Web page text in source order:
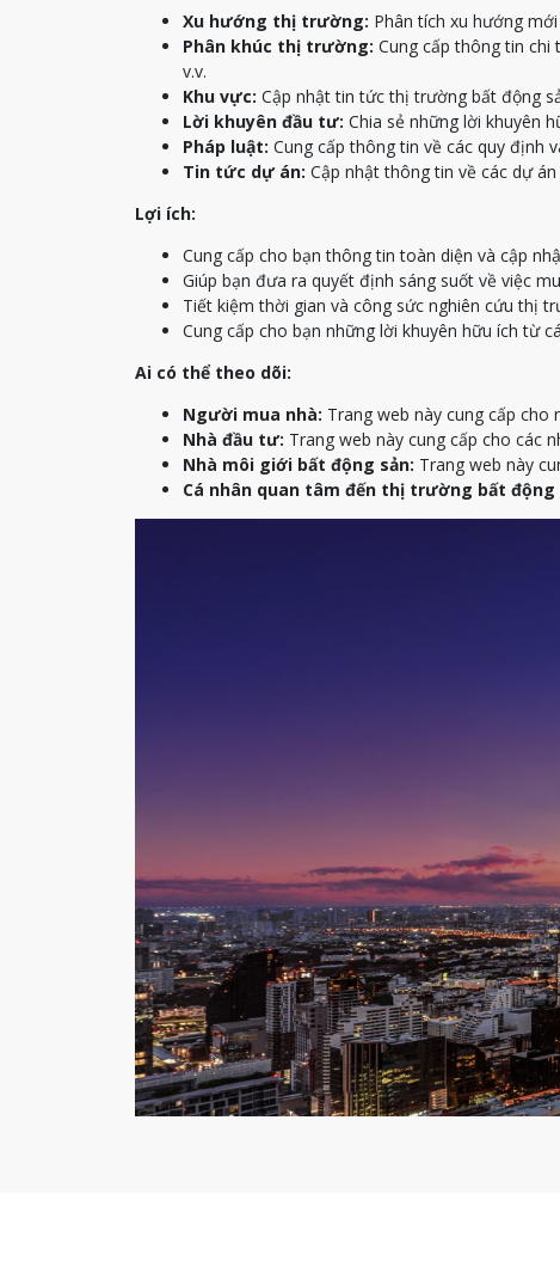
Xu hướng thị trường: Phân tích xu hướng
Phân khúc thị trường: Cung cấp thông tin chi
v.v.
Khu vực: Cập nhật tin tức thị trường bất động
Lời khuyên đầu tư: Chia sẻ những lời khuyên
Pháp luật: Cung cấp thông tin về các quy định
Tin tức dự án: Cập nhật thông tin về các dự
Lợi ích:
Cung cấp cho bạn thông tin toàn diện và cập
Giúp bạn đưa ra quyết định sáng suốt về việc
Tiết kiệm thời gian và công sức nghiên cứu thị
Cung cấp cho bạn những lời khuyên hữu ích từ
Ai có thể theo dõi:
Người mua nhà: Trang web này cung cấp
Nhà đầu tư: Trang web này cung cấp cho các
Nhà môi giới bất động sản: Trang web này
Cá nhân quan tâm đến thị trường bất động